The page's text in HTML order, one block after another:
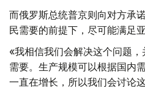
而俄罗斯总统普京则向对方承
民需要的前提下，尽可能满足
«我相信我们会解决这个问题
需要。生产规模可以根据国内
一直在增长，所以我们会讨论